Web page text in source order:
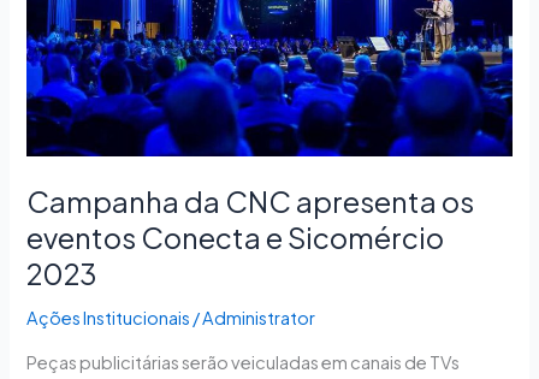
Campanha da CNC apresenta os
eventos Conecta e Sicomércio
2023
Ações Institucionais /Administrator
Peças publicitárias serão veiculadas em canais de TVs
Conecta
e
Sicomércio
2023